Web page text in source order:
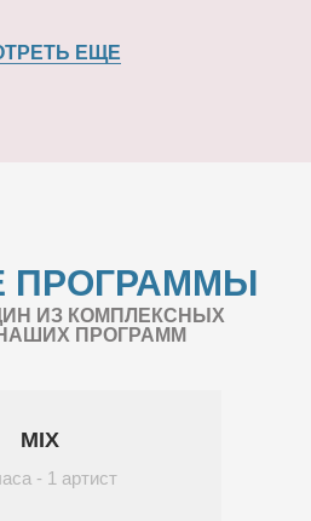
ЕЩЕ
ПРОГРАММЫ
ИЗ КОМПЛЕКСНЫХ
ПРОГРАММ
MIX
- 1 артист